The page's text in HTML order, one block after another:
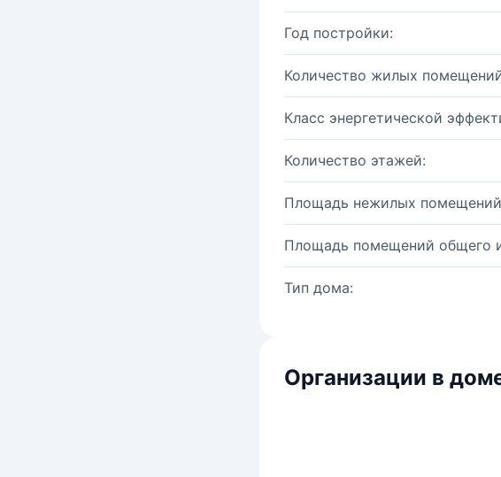
Год постройки:
Количество жилых
Класс энергетической
Количество этажей:
Площадь нежилых
Площадь помещений общего
Тип дома:
Организации в